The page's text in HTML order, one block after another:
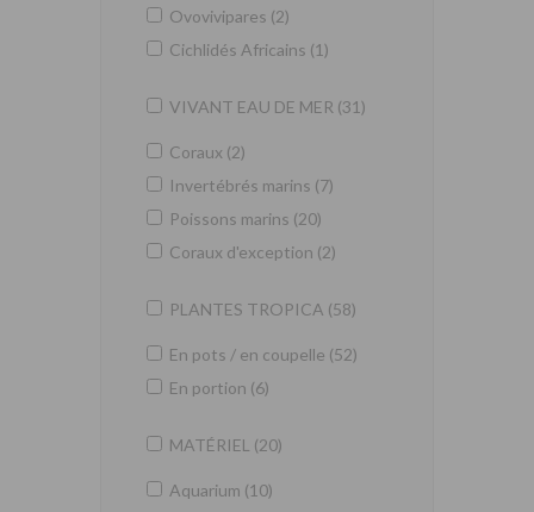
Ovovivipares (2)
Cichlidés Africains (1)
VIVANT EAU DE MER (31)
Coraux (2)
Invertébrés marins (7)
Poissons marins (20)
Coraux d'exception (2)
PLANTES TROPICA (58)
En pots / en coupelle (52)
En portion (6)
MATÉRIEL (20)
Aquarium (10)